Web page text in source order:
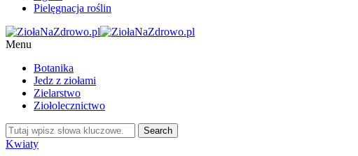
Pielęgnacja roślin
Menu
Botanika
Jedz z ziołami
Zielarstwo
Ziołolecznictwo
Kwiaty